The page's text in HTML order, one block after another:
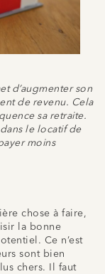
d’augmenter son
de revenu. Cela
sa retraite.
le locatif de
moins
chose à faire,
la bonne
Ce n’est
sont bien
chers. Il faut